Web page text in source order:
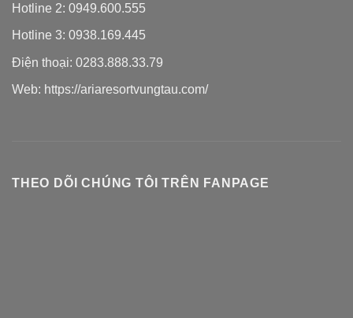
Hotline 2: 0949.600.555
Hotline 3: 0938.169.445
Điện thoại: 0283.888.33.79
Web: https://ariaresortvungtau.com/
THEO DÕI CHÚNG TÔI TRÊN FANPAGE